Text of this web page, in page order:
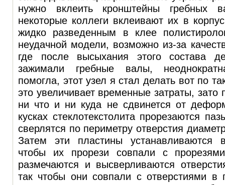
нужно вклеить кронштейны гребных
некоторые коллеги вклеивают их в
жидко разведенным в клее
неудачной модели, возможно из-за
где после высыхания этого состава
зажимали гребные валы,
помогла, этот узел я стал делать вот по
это увеличивает временные затраты, зато
ни что и ни куда не сдвинется от
кусках стеклотекстолита прорезаются
сверлятся по периметру отверстия
Затем эти пластины устанавливаются
чтобы их прорези совпали с
размечаются и высверливаются
так чтобы они совпали с отверстиями в